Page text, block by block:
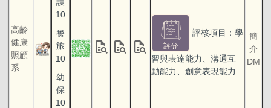
高齡
健康
照顧
系
10
餐
旅
10
幼
保
10
quick_reference_all quick_reference_all quick_reference_all
評核項目：學
習與表達能力、溝通互
動能力、創意表現能力
簡
介
DM